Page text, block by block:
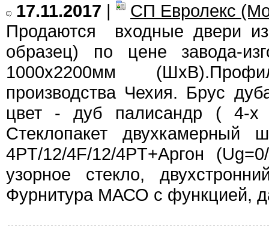
17.11.2017 |
СП Евролекс
Продаются входные двери
образец) по цене завода-
1000х2200мм
производства Чехия. Брус
цвет - дуб палисандр ( 4-х
Стеклопакет
4PT/12/4F/12/4PT+Аргон
узорное стекло,
Фурнитура МАСО с функцией,